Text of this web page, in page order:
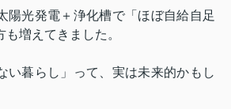
陽光発電＋浄化槽で「ほぼ自給自足
増えてきました。
い暮らし」って、実は未来的かもし